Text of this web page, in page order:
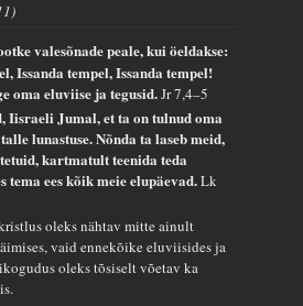
valesõnade peale, kui öeldakse:
Issanda tempel, Issanda tempel!
oma eluviise ja tegusid.Jr 7,4–5
Iisraeli Jumal, et ta on tulnud oma
lunastuse. Nõnda ta laseb meid,
kartmatult teenida teda
tema ees kõik meie elupäevad.Lk
oleks nähtav mitte ainult
vaid ennekõike eluviisides ja
oleks tõsiselt võetav ka